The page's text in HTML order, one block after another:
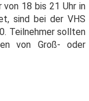
von 18 bis 21 Uhr in
sind bei der VHS
Teilnehmer sollten
von Groß- oder